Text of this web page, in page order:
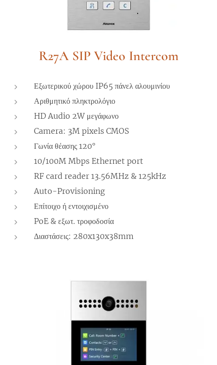
R27A SIP Video Intercom
Εξωτερικού χώρου IP65 πάνελ αλουμινίου
Αριθμητικό πληκτρολόγιο
HD Audio 2W μεγάφωνο
Camera: 3M pixels CMOS
Γωνία θέασης 120°
10/100M Mbps Ethernet port
RF card reader 13.56MHz & 125kHz
Auto-Provisioning
Επίτοιχο ή εντοιχισμένο
PoE & εξωτ. τροφοδοσία
Διαστάσεις: 280x130x38mm